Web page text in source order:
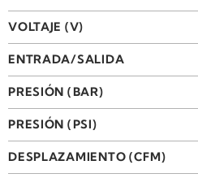
VOLTAJE (V)
ENTRADA/SALIDA
PRESIÓN (BAR)
PRESIÓN (PSI)
DESPLAZAMIENTO (CFM)